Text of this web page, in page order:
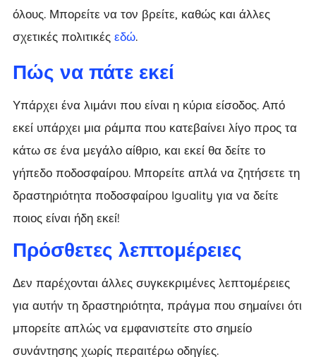
όλους. Μπορείτε να τον βρείτε, καθώς και άλλες
σχετικές πολιτικές εδώ.
Πώς να πάτε εκεί
Υπάρχει ένα λιμάνι που είναι η κύρια είσοδος. Από
εκεί υπάρχει μια ράμπα που κατεβαίνει λίγο προς τα
κάτω σε ένα μεγάλο αίθριο, και εκεί θα δείτε το
γήπεδο ποδοσφαίρου. Μπορείτε απλά να ζητήσετε τη
δραστηριότητα ποδοσφαίρου Iguality για να δείτε
ποιος είναι ήδη εκεί!
Πρόσθετες λεπτομέρειες
Δεν παρέχονται άλλες συγκεκριμένες λεπτομέρειες
για αυτήν τη δραστηριότητα, πράγμα που σημαίνει ότι
μπορείτε απλώς να εμφανιστείτε στο σημείο
συνάντησης χωρίς περαιτέρω οδηγίες.